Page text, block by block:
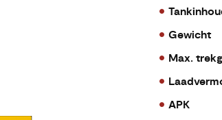
Gewicht
Max.
APK